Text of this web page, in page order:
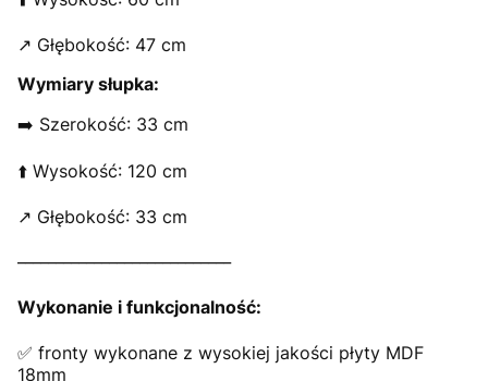
↗️ Głębokość: 47 cm
Wymiary słupka:
➡️ Szerokość: 33 cm
⬆️ Wysokość: 120 cm
↗️ Głębokość: 33 cm
Wykonanie i funkcjonalność:
✅ fronty wykonane z wysokiej jakości płyty MDF
18mm